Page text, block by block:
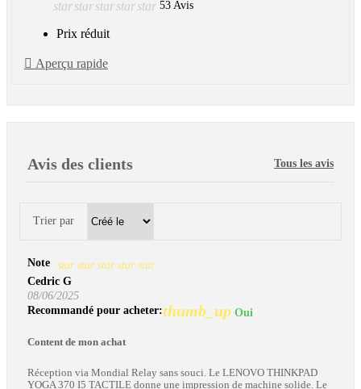
starstarstarstarstar 53 Avis
Prix réduit
 Aperçu rapide
Avis des clients Tous les avis
Trier par
Note star star star star star
Cedric G
08/06/2025
Recommandé pour acheter:thumb_up Oui
Content de mon achat
Réception via Mondial Relay sans souci. Le LENOVO THINKPAD
YOGA 370 I5 TACTILE donne une impression de machine solide. Le